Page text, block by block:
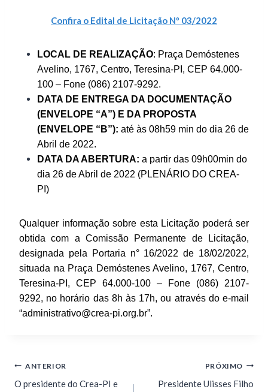
Confira o Edital de Licitação Nº 03/2022
LOCAL DE REALIZAÇÃO: Praça Demóstenes
Avelino, 1767, Centro, Teresina-PI, CEP 64.000-
100 – Fone (086) 2107-9292.
DATA DE ENTREGA DA DOCUMENTAÇÃO
(ENVELOPE “A”) E DA PROPOSTA
(ENVELOPE “B”): até às 08h59 min do dia 26 de
Abril de 2022.
DATA DA ABERTURA: a partir das 09h00min do
dia 26 de Abril de 2022 (PLENÁRIO DO CREA-
PI)
Qualquer informação sobre esta Licitação poderá ser
obtida com a Comissão Permanente de Licitação,
designada pela Portaria n° 16/2022 de 18/02/2022,
situada na Praça Demóstenes Avelino, 1767, Centro,
Teresina-PI, CEP 64.000-100 – Fone (086) 2107-
9292, no horário das 8h às 17h, ou através do e-mail
“administrativo@crea-pi.org.br”.
ANTERIOR
O presidente do Crea-PI e
PRÓXIMO
Presidente Ulisses Filho